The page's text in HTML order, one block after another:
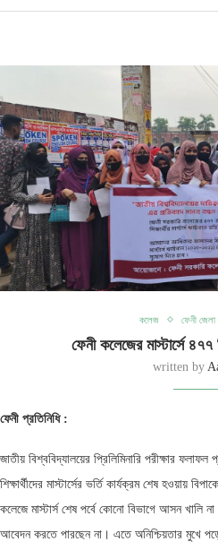
কলেজ ফেনী জেলা
ফেনী কলেজের মাস্টার্সে ৪৭৭
written by
ফেনী প্রতিনিধি :
জাতীয় বিশ্ববিদ্যালয়ের প্রিলিমিনারি পরীক্ষার
শিক্ষার্থীদের মাস্টার্সের ভর্তি কার্যক্রম শেষ হওয়ায়
কলেজে মাস্টার্স শেষ পর্বে কোনো বিভাগে আসন খালি না
আবেদন করতে পারছেন না। এতে অনিশ্চিয়তার মুখে